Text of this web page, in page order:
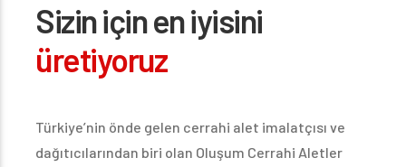
Sizin için en iyisini
üretiyoruz
Türkiye’nin önde gelen cerrahi alet imalatçısı ve
dağıtıcılarından biri olan Oluşum Cerrahi Aletler